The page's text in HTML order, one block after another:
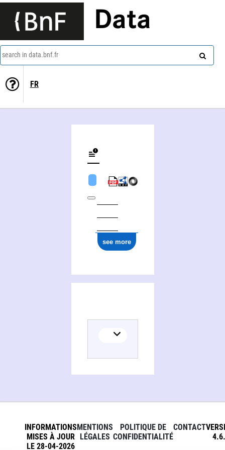
Data
search in data.bnf.fr
FR
see more
INFORMATIONS
MISES À JOUR
LE 28-04-2026
MENTIONS
LÉGALES
POLITIQUE DE
CONFIDENTIALITÉ
CONTACT